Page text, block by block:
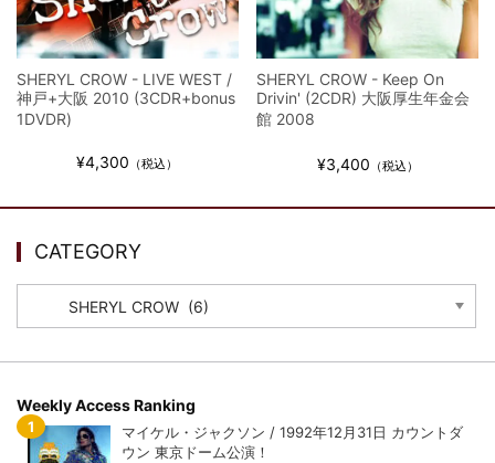
*NEW RELEASE (最新約3ヶ月)
2024.6.9
ジャーニー / 1979年5月8+9日 コロラド州 2公演 SBD 完全収録！
SHERYL CROW - LIVE WEST /
神戸+大阪 2010 (3CDR+bonus
1DVDR)
¥4,300 （税込）
SHERYL CROW - Keep On
Drivin' (2CDR) 大阪厚生年金会
館 2008
¥3,400 （税込）
CATEGORY
Weekly Access Ranking
マイケル・ジャクソン / 1992年12月31日 カウントダ
ウン 東京ドーム公演！